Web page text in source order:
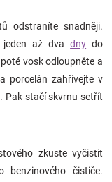
odstraníte snadněji.
jeden až dvadny do
vosk odloupněte a
porcelán zahřívejte v
Pak stačí skvrnu setřít
zkuste vyčistit
benzinového čističe.